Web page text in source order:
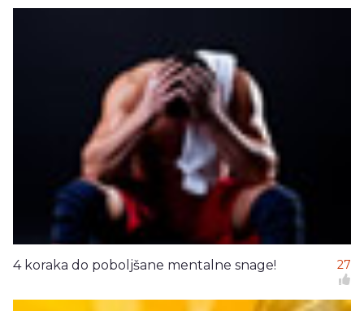
4 koraka do poboljšane mentalne snage! 27